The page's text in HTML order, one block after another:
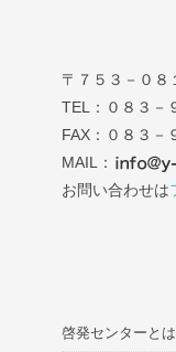
〒７５３－０
TEL：０８３－
FAX：０８３－
MAIL：
お問い合わせは
啓発センターとは